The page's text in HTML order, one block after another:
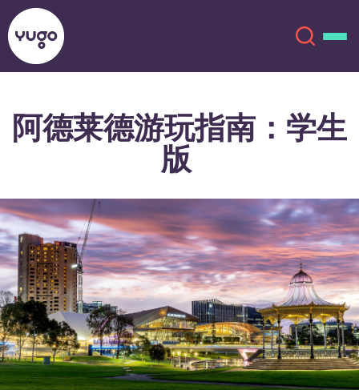
关于我们
更多
账户 语言
English (GB)
选择一个国家
立即预订
English (GB)
English (US)
Chinese
Català Deutsch
Italian French
Portuguese
阿德莱德游玩指南：学生
版